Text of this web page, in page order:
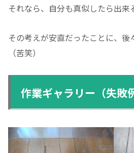
それなら、自分も真似したら出来
その考えが安直だったことに、後
（苦笑）
作業ギャラリー（失敗